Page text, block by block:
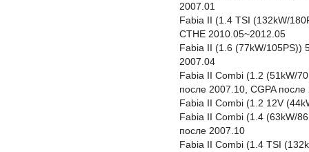
2007.01
Fabia II (1.4 TSI (132kW/
CTHE 2010.05~2012.05
Fabia II (1.6 (77kW/105PS))
2007.04
Fabia II Combi (1.2 (51kW/
после 2007.10, CGPA
Fabia II Combi (1.2 12V
Fabia II Combi (1.4 (63kW/
после 2007.10
Fabia II Combi (1.4 TSI